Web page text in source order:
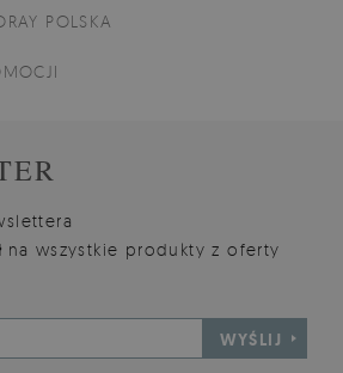
POLSKA
na wszystkie produkty z oferty
WYŚLIJ